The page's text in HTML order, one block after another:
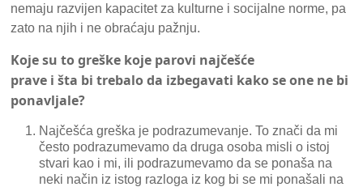
nemaju razvijen kapacitet za kulturne i socijalne norme, pa
zato na njih i ne obraćaju pažnju.
Kojesu togreške koje parovi najčešće
prave i šta bi trebalo da izbegavati kako se one ne bi
ponavljale?
Najčešća greška je podrazumevanje. To znači da mi
često podrazumevamo da druga osoba misli o istoj
stvari kao i mi, ili podrazumevamo da se ponaša na
neki način iz istog razloga iz kog bi se mi ponašali na